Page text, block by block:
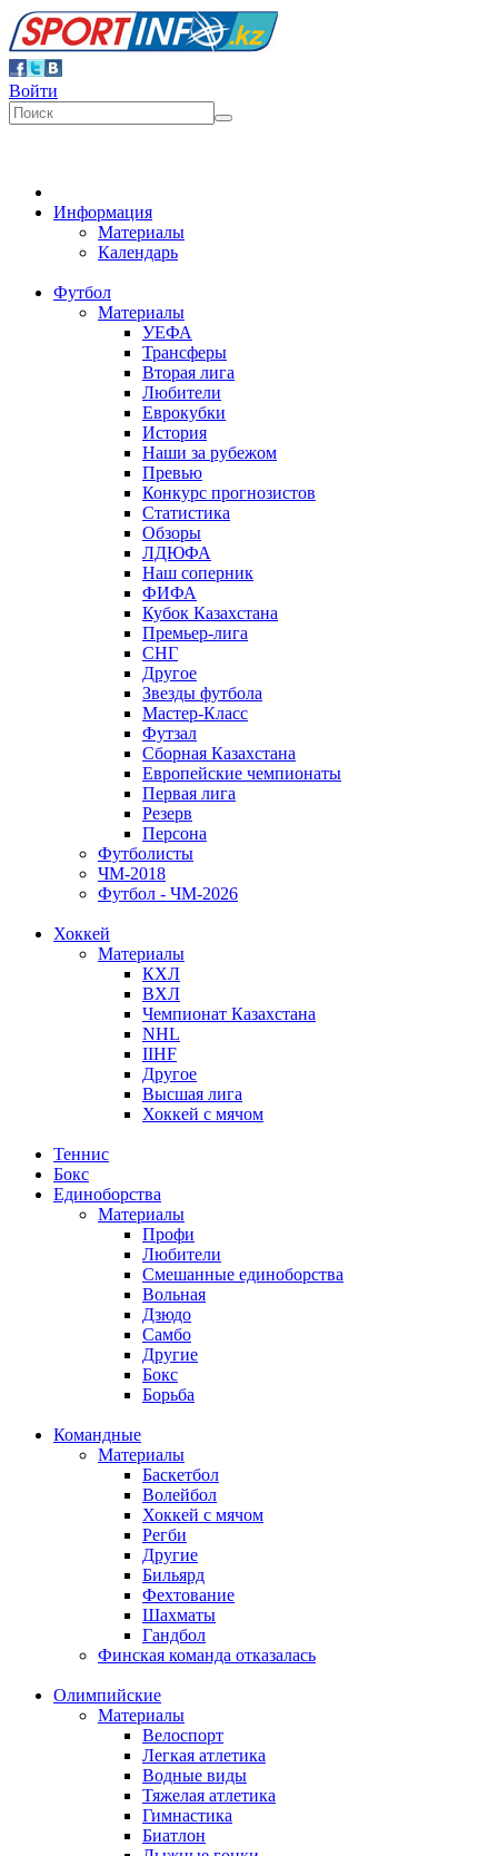
Войти
Информация
Материалы
Календарь
Футбол
Материалы
УЕФА
Трансферы
Вторая лига
Любители
Еврокубки
История
Наши за рубежом
Превью
Конкурс прогнозистов
Статистика
Обзоры
ЛДЮФА
Наш соперник
ФИФА
Кубок Казахстана
Премьер-лига
СНГ
Другое
Звезды футбола
Мастер-Класс
Футзал
Сборная Казахстана
Европейские чемпионаты
Первая лига
Резерв
Персона
Футболисты
ЧМ-2018
Футбол - ЧМ-2026
Хоккей
Материалы
КХЛ
ВХЛ
Чемпионат Казахстана
NHL
IIHF
Другое
Высшая лига
Хоккей с мячом
Теннис
Бокс
Единоборства
Материалы
Профи
Любители
Смешанные единоборства
Вольная
Дзюдо
Самбо
Другие
Бокс
Борьба
Командные
Материалы
Баскетбол
Волейбол
Хоккей с мячом
Регби
Другие
Бильярд
Фехтование
Шахматы
Гандбол
Финская команда отказалась
Олимпийские
Материалы
Велоспорт
Легкая атлетика
Водные виды
Тяжелая атлетика
Гимнастика
Биатлон